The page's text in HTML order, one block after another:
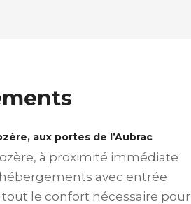
aux portes de l’Aubrac
à proximité immédiate
avec entrée
le confort nécessaire pour